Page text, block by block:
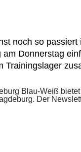
noch so
am Donnerstag
Trainingslager